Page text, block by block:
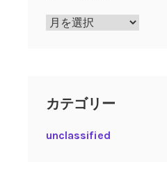
ア
カテゴリー
unclassified